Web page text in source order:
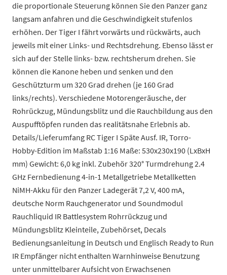
die proportionale Steuerung können Sie den Panzer ganz
langsam anfahren und die Geschwindigkeit stufenlos
erhöhen. Der Tiger I fährt vorwärts und rückwärts, auch
jeweils mit einer Links- und Rechtsdrehung. Ebenso lässt er
sich auf der Stelle links- bzw. rechtsherum drehen. Sie
können die Kanone heben und senken und den
Geschützturm um 320 Grad drehen (je 160 Grad
links/rechts). Verschiedene Motorengeräusche, der
Rohrückzug, Mündungsblitz und die Rauchbildung aus den
Auspufftöpfen runden das realitätsnahe Erlebnis ab.
Details/Lieferumfang RC Tiger I Späte Ausf. IR, Torro-
Hobby-Edition im Maßstab 1:16 Maße: 530x230x190 (LxBxH
mm) Gewicht: 6,0 kg inkl. Zubehör 320° Turmdrehung 2.4
GHz Fernbedienung 4-in-1 Metallgetriebe Metallketten
NiMH-Akku für den Panzer Ladegerät 7,2 V, 400 mA,
deutsche Norm Rauchgenerator und Soundmodul
Rauchliquid IR Battlesystem Rohrrückzug und
Mündungsblitz Kleinteile, Zubehörset, Decals
Bedienungsanleitung in Deutsch und Englisch Ready to Run
IR Empfänger nicht enthalten Warnhinweise Benutzung
unter unmittelbarer Aufsicht von Erwachsenen